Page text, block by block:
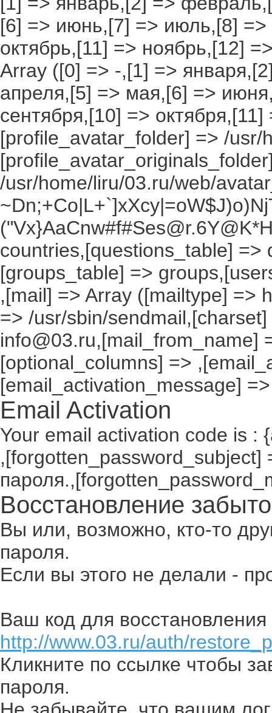
[6] => июнь,[7] => июль,[8] =>
октябрь,[11] => ноябрь,[12]
Array ([0] => -,[1] =>
апреля,[5] => мая,[6] =>
сентября,[10] =>
[profile_avatar_folder] => /
/usr/home/liru/03.ru/web/
countries,[questions_table]
[groups_table] =>
,[mail] => Array ([mailtype] =>
=> /usr/sbin/
info@03.ru,[mail_from_name]
[optional_columns] =>
[email_activation_message] =>
Email Activation
Your email activation code is :
,[forgotten_password_subject]
Восстановление
Вы или, возможно, кто-то
пароля.
Если вы этого не делали -
Ваш код для восстановления
http://www.03.ru/auth/
Кликните по ссылке чтобы
пароля.